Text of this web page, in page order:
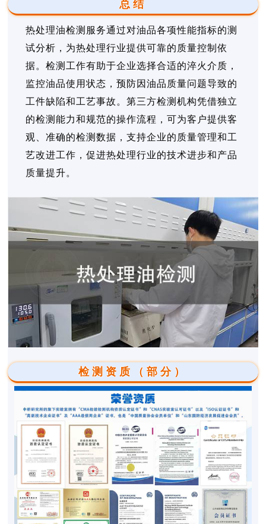
总结
热处理油检测服务通过对油品各项性能指标的测
试分析，为热处理行业提供可靠的质量控制依
据。检测工作有助于企业选择合适的淬火介质，
监控油品使用状态，预防因油品质量问题导致的
工件缺陷和工艺事故。第三方检测机构凭借独立
的检测能力和规范的操作流程，可为客户提供客
观、准确的检测数据，支持企业的质量管理和工
艺改进工作，促进热处理行业的技术进步和产品
质量提升。
检测资质（部分）